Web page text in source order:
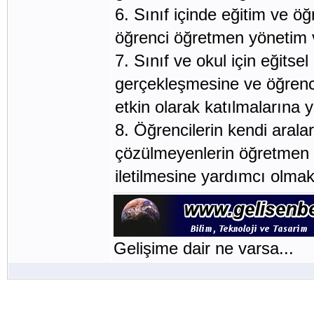
6. Sınıf içinde eğitim ve
öğrenci öğretmen yönetim
7. Sınıf ve okul için
gerçekleşmesine ve
etkin olarak katılmalarına
8. Öğrencilerin kendi
çözülmeyenlerin
iletilmesine yardımcı
Gelişime dair ne varsa...